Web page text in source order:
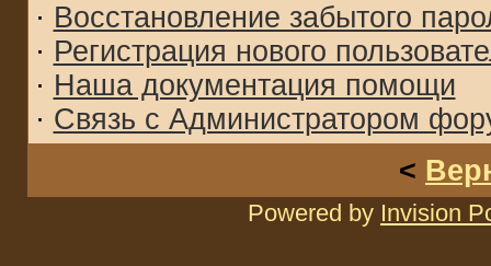
· Восстановление забытого
· Регистрация нового
· Наша документация помощи
· Связь с Администратором
<
Powered by Invision